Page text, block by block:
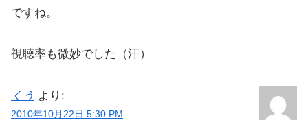
ですね。
視聴率も微妙でした（汗）
くう より:
2010年10月22日 5:30 PM